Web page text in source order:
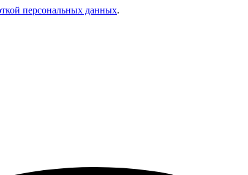
персональных данных.